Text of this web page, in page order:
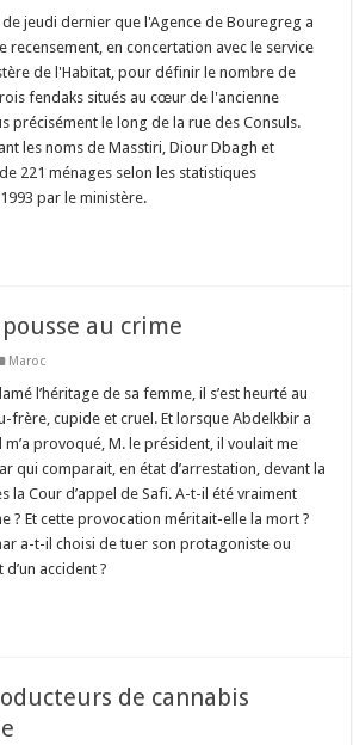
jeudi dernier que l'Agence de Bouregreg a
recensement, en concertation avec le service
de l'Habitat, pour définir le nombre de
fendaks situés au cœur de l'ancienne
précisément le long de la rue des Consuls.
les noms de Masstiri, Diour Dbagh et
221 ménages selon les statistiques
par le ministère.
au crime
Maroc
l’héritage de sa femme, il s’est heurté au
frère, cupide et cruel. Et lorsque Abdelkbir a
m’a provoqué, M. le président, il voulait me
qui comparait, en état d’arrestation, devant la
la Cour d’appel de Safi. A-t-il été vraiment
? Et cette provocation méritait-elle la mort ?
a-t-il choisi de tuer son protagoniste ou
accident ?
de cannabis